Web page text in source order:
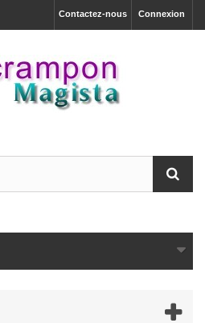
Connexion
Contactez-nous